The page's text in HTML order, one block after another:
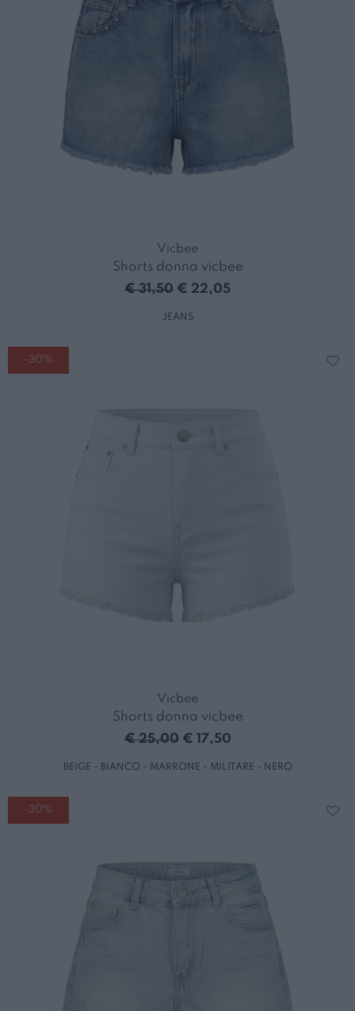
Vicbee
Shorts donna vicbee
€ 31,50 € 22,05
JEANS
-30%
Vicbee
Shorts donna vicbee
€ 25,00 € 17,50
BEIGE - BIANCO - MARRONE - MILITARE - NERO
-30%